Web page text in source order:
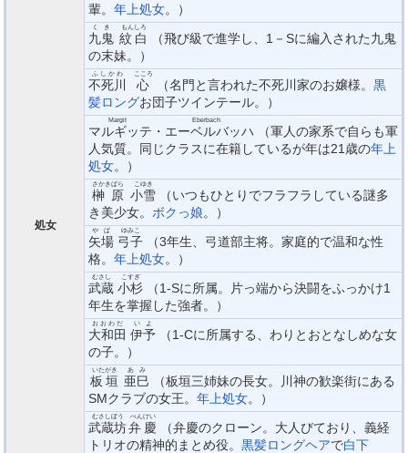
処女
輩。 年上処女。）
九鬼
くき
紋白
もんしろ
（飛び級で進学し、1－Sに編入された九鬼
の末妹。）
不死川
ふしかわ
心
こころ
（名門と言われた不死川家のお嬢様。黒
髪ロングお団子ツインテール。）
マルギッテ
Margit
・ エーベルバッハ
Eberbach
（軍人の家系で自らも軍
人気質。同じクラスに在籍しているが年は21歳の年上
処女。）
榊原
さかきばら
小雪
こゆき
（いつもひとりでフラフラしている謎多
き美少女。 ボクっ娘。）
矢場
やば
弓子
ゆみこ
（3年生、弓道部主将。家庭的で温和な性
格。 年上処女。）
武蔵
むさし
小杉
こすぎ
（1-Sに所属。片っ端から決闘をふっかけ1
年生を掌握した強者。）
大和田
おおわだ
伊予
いよ
（1-Cに所属する、わりとおとなしめな女
の子。）
板垣
いたがき
亜巳
あみ
（板垣三姉妹の長女。川神の歓楽街にある
SMクラブの女王。 年上処女。）
武蔵坊
むさしぼう
弁慶
べんけい
（弁慶のクローン。大人びており、義経
トリオの精神的まとめ役。 黒髪ロングヘアで白下